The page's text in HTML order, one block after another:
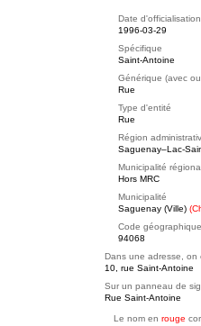
Date d'officialisation
1996-03-29
Spécifique
Saint-Antoine
Générique (avec
Rue
Type d'entité
Rue
Région
Saguenay–Lac-
Municipalité
Hors MRC
Municipalité
Saguenay (Ville)
Code
94068
Dans une adresse, on
10, rue Saint-Antoine
Sur un panneau de
Rue Saint-Antoine
Le nom en rouge